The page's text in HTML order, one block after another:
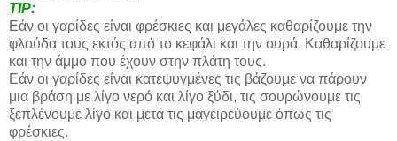
TIP:
Εάν οι γαρίδες είναι φρέσκιες και μεγάλες καθαρίζουμε την
φλούδα τους εκτός από το κεφάλι και την ουρά. Καθαρίζουμε
και την άμμο που έχουν στην πλάτη τους.
Εάν οι γαρίδες είναι κατεψυγμένες τις βάζουμε να πάρουν
μια βράση με λίγο νερό και λίγο ξύδι, τις σουρώνουμε τις
ξεπλένουμε λίγο και μετά τις μαγειρεύουμε όπως τις
φρέσκιες.